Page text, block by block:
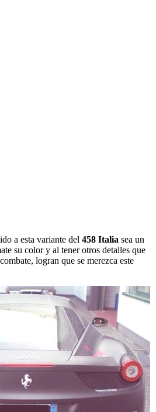
a esta variante del 458 Italia sea un
su color y al tener otros detalles que
logran que se merezca este